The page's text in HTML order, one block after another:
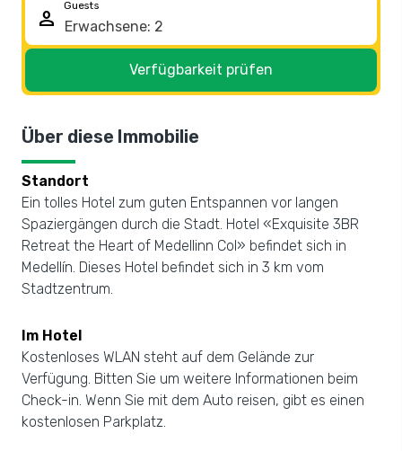
person
Guests
Verfügbarkeit prüfen
Über diese Immobilie
Standort
Ein tolles Hotel zum guten Entspannen vor langen
Spaziergängen durch die Stadt. Hotel «Exquisite 3BR
Retreat the Heart of Medellinn Col» befindet sich in
Medellín. Dieses Hotel befindet sich in 3 km vom
Stadtzentrum.
Im Hotel
Kostenloses WLAN steht auf dem Gelände zur
Verfügung. Bitten Sie um weitere Informationen beim
Check-in. Wenn Sie mit dem Auto reisen, gibt es einen
kostenlosen Parkplatz.